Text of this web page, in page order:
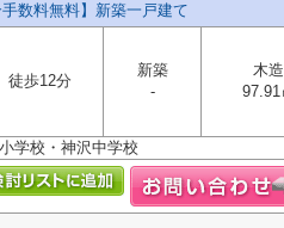
数料無料】新築一戸建て
徒歩12分
新築
-
木造
97.91
校・神沢中学校